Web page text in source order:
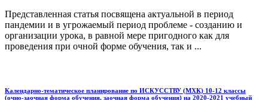
Представленная статья посвящена актуальной в период
пандемии и в угрожаемый период проблеме - созданию и
организации урока, в равной мере пригодного как для
проведения при очной форме обучения, так и ...
Календарно-тематическое планирование по ИСКУССТВУ (МХК) 10-12 классы
(очно-заочная форма обучения, заочная форма обучения) на 2020-2021 учебный